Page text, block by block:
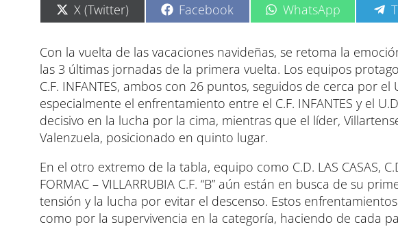
C
o
p
a
r
t
i
r
e
n
X (Twitter) C
o
p
a
r
t
i
r
e
n
Facebook C
o
p
a
r
t
i
r
e
WhatsApp C
o
p
a
r
i
r
e
Con la vuelta de las vacaciones navideñas, se retoma la
las 3 últimas jornadas de la primera vuelta. Los equipos
C.F. INFANTES, ambos con 26 puntos, seguidos de cerca por el
especialmente el enfrentamiento entre el C.F. INFANTES y el
decisivo en la lucha por la cima, mientras que el líder,
Valenzuela, posicionado en quinto lugar.
En el otro extremo de la tabla, equipo como C.D. LAS CASAS,
FORMAC – VILLARRUBIA C.F. “B” aún están en busca de su
tensión y la lucha por evitar el descenso. Estos
como por la supervivencia en la categoría, haciendo de cada